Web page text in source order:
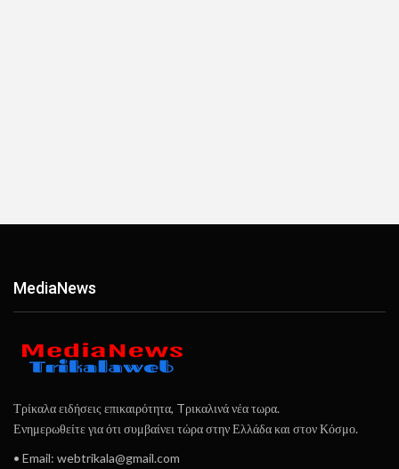
ΜediaΝews
Τρίκαλα ειδήσεις επικαιρότητα, Tρικαλινά νέα τωρα.
Ενημερωθείτε για ότι συμβαίνει τώρα στην Ελλάδα και στον Κόσμο.
• Email: webtrikala@gmail.com